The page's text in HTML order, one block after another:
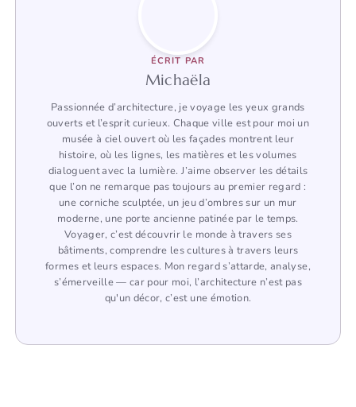
ÉCRIT PAR
Michaëla
Passionnée d’architecture, je voyage les yeux grands
ouverts et l’esprit curieux. Chaque ville est pour moi un
musée à ciel ouvert où les façades montrent leur
histoire, où les lignes, les matières et les volumes
dialoguent avec la lumière. J’aime observer les détails
que l’on ne remarque pas toujours au premier regard :
une corniche sculptée, un jeu d’ombres sur un mur
moderne, une porte ancienne patinée par le temps.
Voyager, c’est découvrir le monde à travers ses
bâtiments, comprendre les cultures à travers leurs
formes et leurs espaces. Mon regard s’attarde, analyse,
s’émerveille — car pour moi, l’architecture n’est pas
qu'un décor, c’est une émotion.